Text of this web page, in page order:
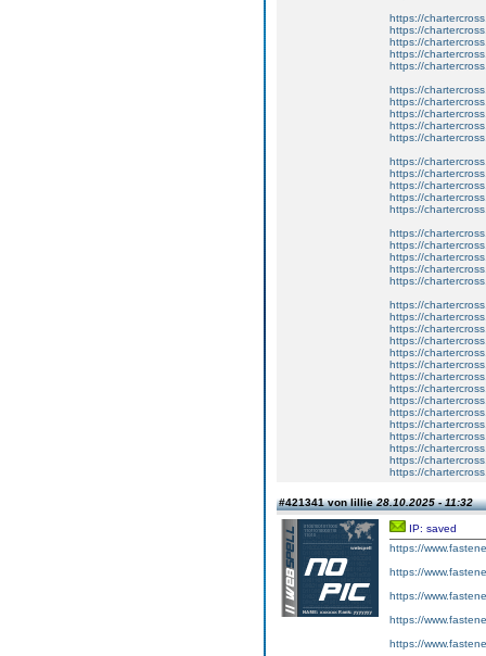
https://
https://
https://
https://
https://
https://
https://
https://
https://
https://
https://
https://
https://
https://
https://
https://
https://
https://
https://
https://
https://
https://
https://
https://
https://
https://
https://
https://
https://
https://
https://
https://
https://
https://
https://
#421341 von lillie28.10.2025 - 11:32
IP: saved
https://
https://
https://
https://
https://